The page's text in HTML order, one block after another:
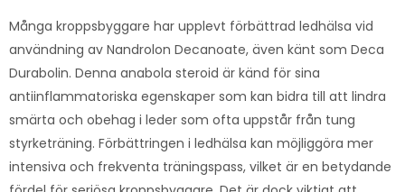
Många kroppsbyggare har upplevt förbättrad ledhälsa vid
användning av Nandrolon Decanoate, även känt som Deca
Durabolin. Denna anabola steroid är känd för sina
antiinflammatoriska egenskaper som kan bidra till att lindra
smärta och obehag i leder som ofta uppstår från tung
styrketräning. Förbättringen i ledhälsa kan möjliggöra mer
intensiva och frekventa träningspass, vilket är en betydande